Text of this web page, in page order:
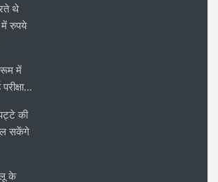
थे
रुपये
में
की
सकेंगे
लू के